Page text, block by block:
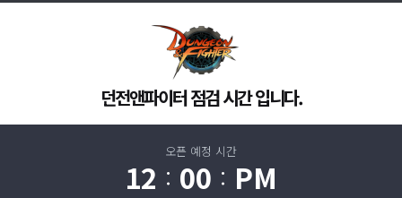
던전앤파이터 점검 시간 입니다.
오픈 예정 시간
12 00 PM